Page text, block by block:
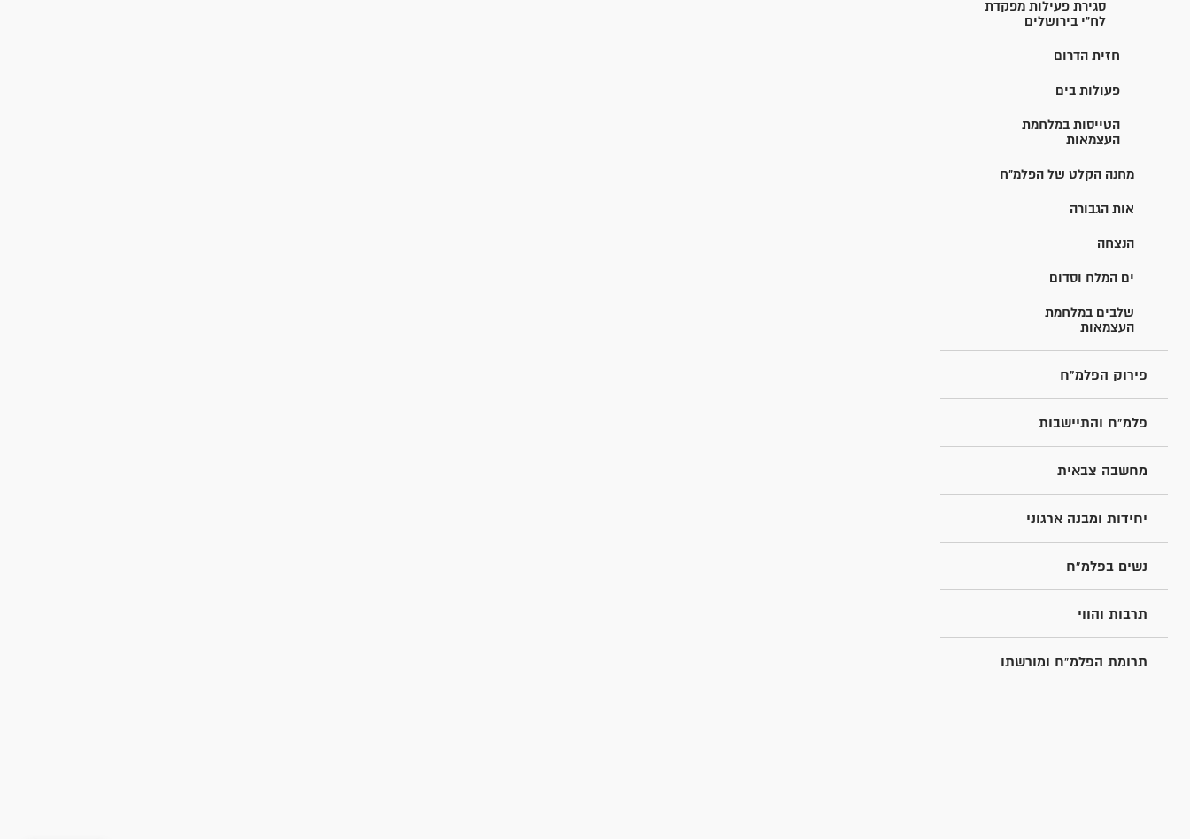
סגירת פעילות מפקדת
לח"י בירושלים
חזית הדרום
פעולות בים
הטייסות במלחמת
העצמאות
מחנה הקלט של הפלמ"ח
אות הגבורה
הנצחה
ים המלח וסדום
שלבים במלחמת
העצמאות
פירוק הפלמ"ח
פלמ"ח והתיישבות
מחשבה צבאית
יחידות ומבנה ארגוני
נשים בפלמ"ח
תרבות והווי
תרומת הפלמ"ח ומורשתו